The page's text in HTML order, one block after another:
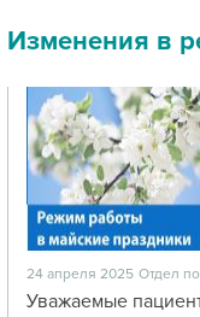
Изменения в
24 апреля 2025 Отдел
Уважаемые